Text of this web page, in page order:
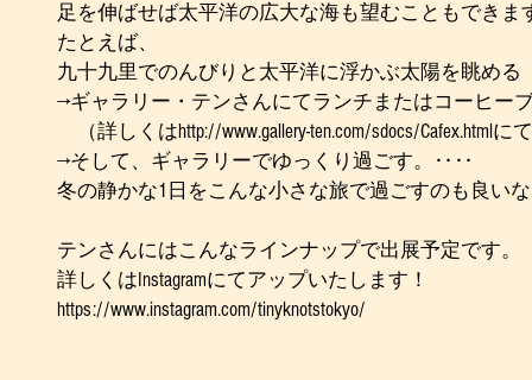
足を伸ばせば太平洋の広大な海も望むこともできま
たとえば、
九十九里でのんびりと太平洋に浮かぶ太陽を眺める
→ギャラリー・テンさんにてランチまたはコーヒー
（詳しくはhttp://www.gallery-ten.com/sdocs/Cafex.html
→そして、ギャラリーでゆっくり過ごす。‥‥
冬の静かな1日をこんな小さな旅で過ごすのも良い
テンさんにはこんなラインナップで出展予定です。
詳しくはInstagramにてアップいたします！
https://www.instagram.com/tinyknotstokyo/